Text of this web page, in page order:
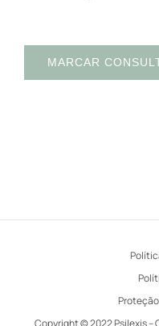
MARCAR
Copyright © 2022 Psilexis –